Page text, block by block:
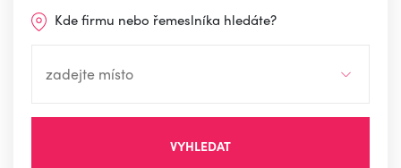
Kde firmu nebo řemeslníka hledáte?
VYHLEDAT